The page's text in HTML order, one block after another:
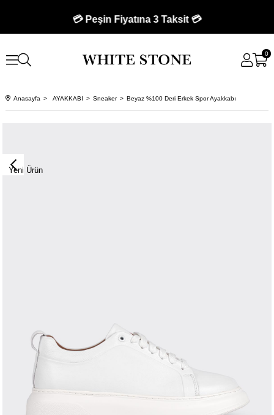
💳 Peşin Fiyatına 3 Taksit 💳
0
Anasayfa AYAKKABI Sneaker Beyaz %100 Deri Erkek Spor Ayakkabı
Yeni Ürün